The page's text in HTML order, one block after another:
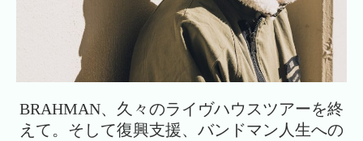
BRAHMAN、久々のライヴハウスツアーを終
えて。そして復興支援、バンドマン人生への